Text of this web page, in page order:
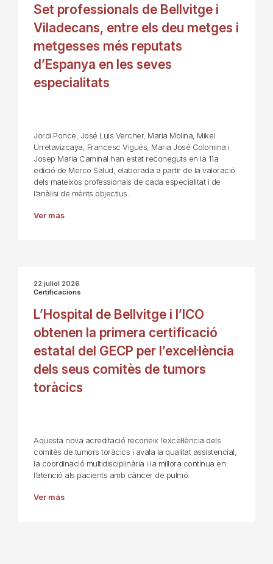
Set professionals de Bellvitge i
Viladecans, entre els deu metges i
metgesses més reputats
d’Espanya en les seves
especialitats
Jordi Ponce, José Luis Vercher, Maria Molina, Mikel
Urretavizcaya, Francesc Vigués, Maria José Colomina i
Josep Maria Caminal han estat reconeguts en la 11a
edició de Merco Salud, elaborada a partir de la valoració
dels mateixos professionals de cada especialitat i de
l’anàlisi de mèrits objectius.
Ver más
22 juliol 2026
Certificacions
L’Hospital de Bellvitge i l’ICO
obtenen la primera certificació
estatal del GECP per l’excel·lència
dels seus comitès de tumors
toràcics
Aquesta nova acreditació reconeix l’excel·lència dels
comitès de tumors toràcics i avala la qualitat assistencial,
la coordinació multidisciplinària i la millora contínua en
l’atenció als pacients amb càncer de pulmó.
Ver más